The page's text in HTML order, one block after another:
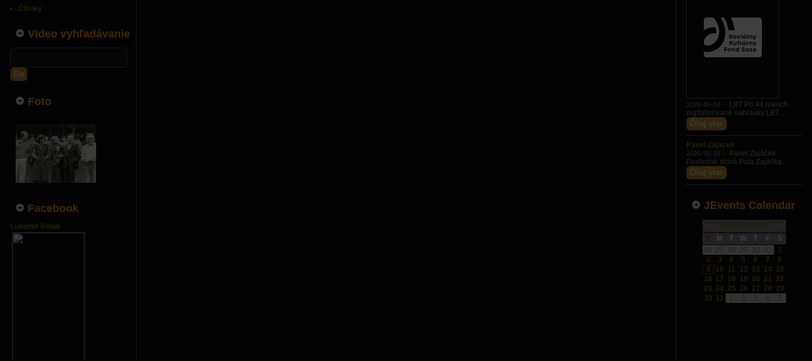
Články
Video vyhľadávanie
Go
Foto
Facebook
Lubomir Belak
2026-06-02 -
LBT Po 44 rokoch
digitalizované nahrávky LBT...
Čítaj viac
Pavel Zajacek
2026-05-20 -
Pavel Zajáček
Posledné slová Pala Zajáčka...
Čítaj viac
JEvents Calendar
August 2026
S
M T W T F
S
1
2
3 4 5 6 7
8
9
10 11 12 13 14
15
16 17 18 19 20 21 22
23 24 25 26 27 28 29
30 31